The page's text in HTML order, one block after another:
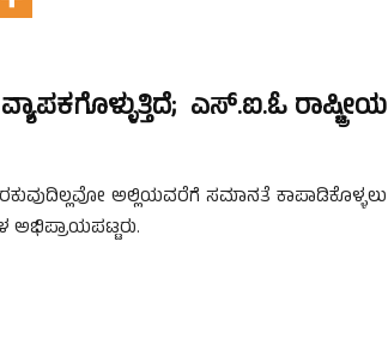
ಎಸ್.ಐ.ಓ ರಾಷ್ಟ್ರೀಯ
ಅಲ್ಲಿಯವರೆಗೆ ಸಮಾನತೆ ಕಾಪಾಡಿಕೊಳ್ಳಲು
ಅಭಿಪ್ರಾಯಪಟ್ಟರು.